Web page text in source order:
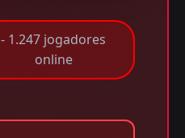
- 1.247 jogadores
online